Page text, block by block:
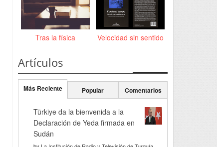
Tras la física Velocidad sin sentido
Artículos
Más Reciente Popular Comentarios
Türkiye da la bienvenida a la
Declaración de Yeda firmada en
Sudán